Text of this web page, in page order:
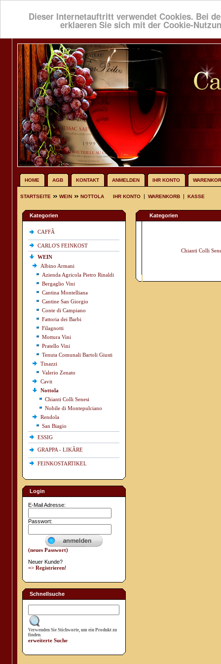
Dieser Internetauftritt verwendet Cookies. Bei
erklaeren Sie sich mit der Cookie-
HOME AGB KONTAKT ANMELDEN IHR KONTO
STARTSEITE WEIN NOTTOLA IHR KONTO | WARENKORB | KASSE
Kategorien
CAFFÃ
CARLO'S FEINKOST
WEIN
Albino Armani
Azienda Agricola Pietro Rinaldi
Bergaglio Vini
Cantina Montelliana
Cantine San Giorgio
Conte di Campiano
Fattoria dei Barbi
Filagnotti
Mottura Vini
Pratello Vini
Tenuta Comunali Bartoli Giusti
Tinazzi
Valerio Zenato
Cavit
Nottola
Chianti Colli Senesi
Nobile di Montepulciano
Rendola
San Biagio
ESSIG
GRAPPA - LIKÃRE
FEINKOSTARTIKEL
Login
E-Mail Adresse:
Passwort:
(neues Passwort)
Neuer Kunde?
=> Registrieren!
Schnellsuche
Verwenden Sie Stichworte, um ein Produkt zu
finden.
erweiterte Suche
Kategorien
Chianti Colli